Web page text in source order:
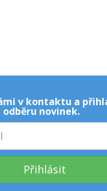
v kontaktu a
odběru novinek.
Přihlásit